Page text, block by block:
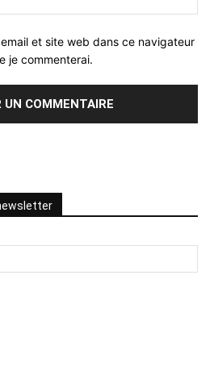
et site web dans ce navigateur
je commenterai.